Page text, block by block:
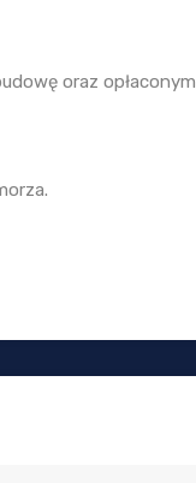
oraz opłaconym